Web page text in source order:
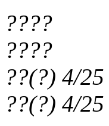
????
????
??(?) 4/25
??(?) 4/25